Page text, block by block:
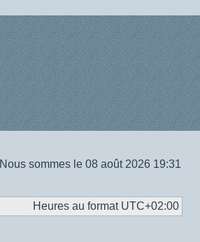
Nous sommes le 08 août 2026 19:31
Heures au format UTC+02:00